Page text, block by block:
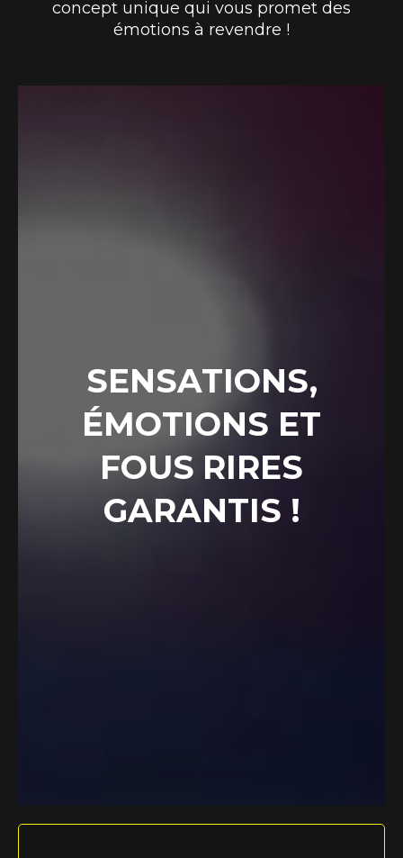
concept unique qui vous promet des
émotions à revendre !
SENSATIONS,
ÉMOTIONS ET
FOUS RIRES
GARANTIS !